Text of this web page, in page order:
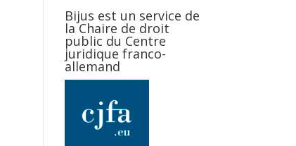
Bijus est un service de
la Chaire de droit
public du Centre
juridique franco-
allemand